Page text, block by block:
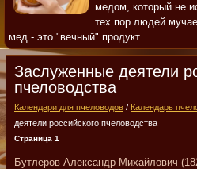
медом, который не
тех пор людей
мед - это "вечный" продукт.
Заслуженные деятели
пчеловодства
Календари для пчеловодов / Календарь
деятели российского пчеловодства
Страница 1
Бутлеров Александр Михайлович